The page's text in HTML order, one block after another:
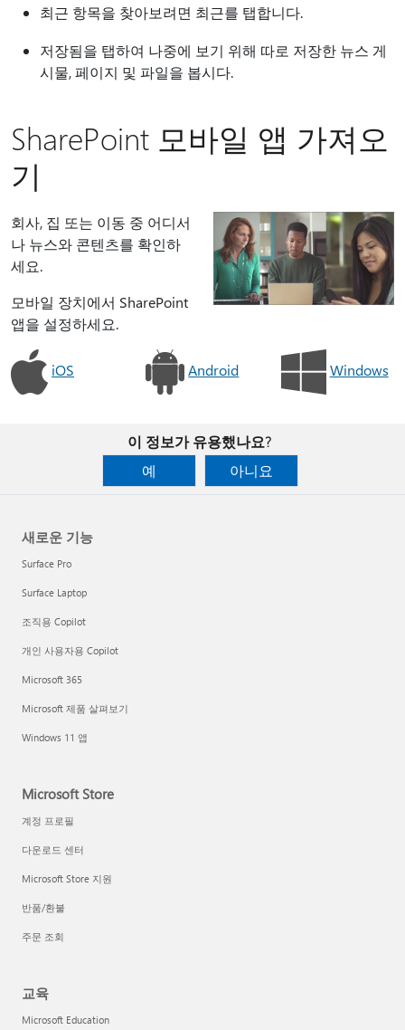
최근 항목을 찾아보려면 최근를 탭합니다.
저장됨을 탭하여 나중에 보기 위해 따로 저장한 뉴스 게
시물, 페이지 및 파일을 봅시다.
SharePoint 모바일 앱 가져오
기
회사, 집 또는 이동 중 어디서
나 뉴스와 콘텐츠를 확인하
세요.
모바일 장치에서 SharePoint
앱을 설정하세요.
iOS Android Windows
이 정보가 유용했나요?
예
아니요
새로운 기능
Surface Pro
Surface Laptop
조직용 Copilot
개인 사용자용 Copilot
Microsoft 365
Microsoft 제품 살펴보기
Windows 11 앱
Microsoft Store
계정 프로필
다운로드 센터
Microsoft Store 지원
반품/환불
주문 조회
교육
Microsoft Education